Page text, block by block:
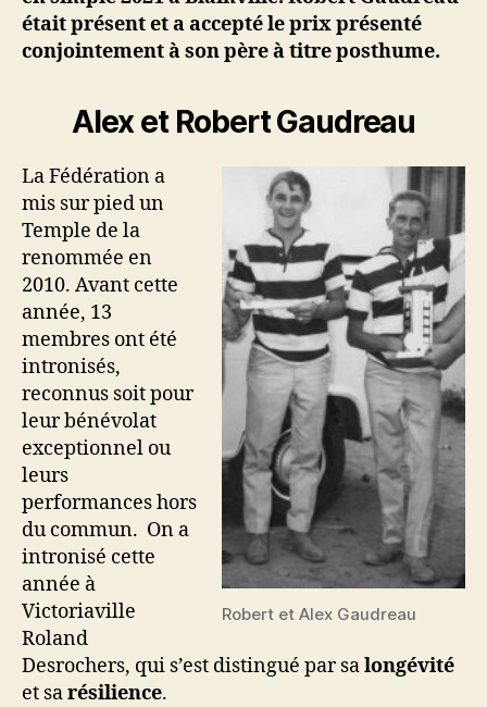
était présent et a accepté le prix présenté
conjointement à son père à titre posthume.
Alex et Robert Gaudreau
Robert et Alex Gaudreau
La Fédération a
mis sur pied un
Temple de la
renommée en
2010. Avant cette
année, 13
membres ont été
intronisés,
reconnus soit pour
leur bénévolat
exceptionnel ou
leurs
performances hors
du commun. On a
intronisé cette
année à
Victoriaville
Roland
Desrochers, qui s’est distingué par salongévité
et sarésilience.